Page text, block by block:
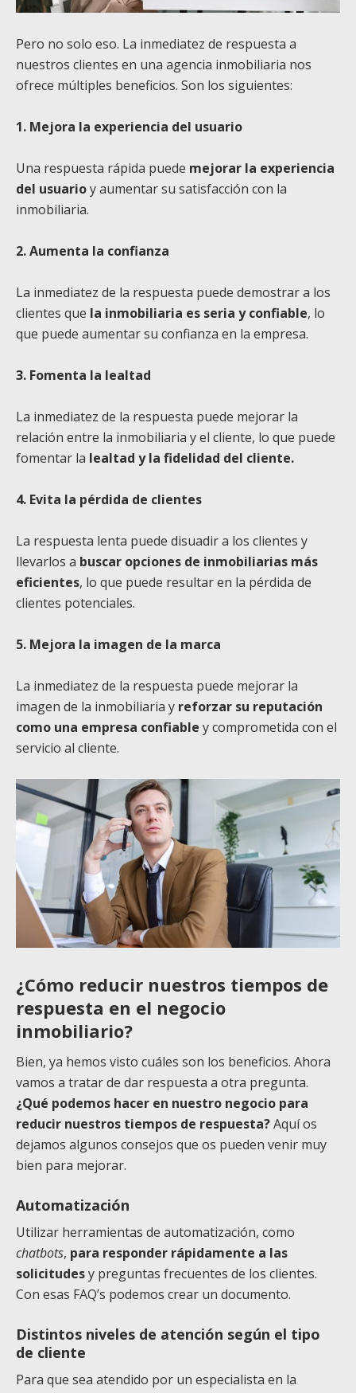
Pero no solo eso. La inmediatez de respuesta a
nuestros clientes en una agencia inmobiliaria nos
ofrece múltiples beneficios. Son los siguientes:
1. Mejora la experiencia del usuario
Una respuesta rápida puede mejorar la experiencia
del usuarioy aumentar su satisfacción con la
inmobiliaria.
2. Aumenta la confianza
La inmediatez de la respuesta puede demostrar a los
clientes que la inmobiliaria es seria y confiable, lo
que puede aumentar su confianza en la empresa.
3. Fomenta la lealtad
La inmediatez de la respuesta puede mejorar la
relación entre la inmobiliaria y el cliente, lo que puede
fomentar la lealtad y la fidelidad del cliente.
4. Evita la pérdida de clientes
La respuesta lenta puede disuadir a los clientes y
llevarlos a buscar opciones de inmobiliarias más
eficientes, lo que puede resultar en la pérdida de
clientes potenciales.
5. Mejora la imagen de la marca
La inmediatez de la respuesta puede mejorar la
imagen de la inmobiliaria y reforzar su reputación
como una empresa confiable y comprometida con el
servicio al cliente.
¿Cómo reducir nuestros tiempos de
respuesta en el negocio
inmobiliario?
Bien, ya hemos visto cuáles son los beneficios. Ahora
vamos a tratar de dar respuesta a otra pregunta.
¿Qué podemos hacer en nuestro negocio para
reducir nuestros tiempos de respuesta?Aquí os
dejamos algunos consejos que os pueden venir muy
bien para mejorar.
Automatización
Utilizar herramientas de automatización, como
chatbots, para responder rápidamente a las
solicitudesy preguntas frecuentes de los clientes.
Con esas FAQ’s podemos crear un documento.
Distintos niveles de atención según el tipo
de cliente
Para que sea atendido por un especialista en la